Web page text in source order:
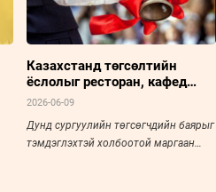
Казахстанд төгсөлтийн
ёслолыг ресторан, кафед
хийхийг хориглолоо
2026-06-09
Дунд сургуулийн төгсөгчдийн баярыг
тэмдэглэхтэй холбоотой маргаан